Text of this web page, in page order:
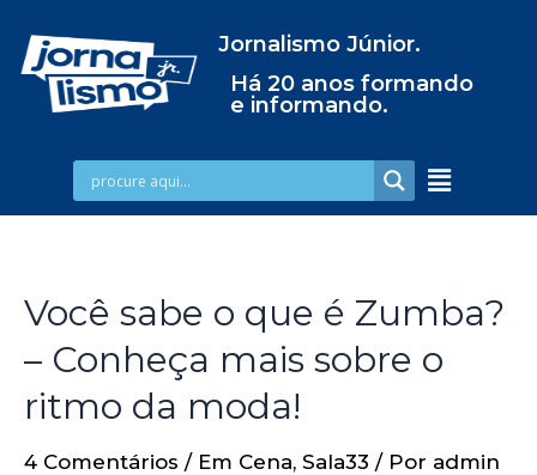
Jornalismo Júnior.
Há 20 anos formando
e informando.
Você sabe o que é Zumba?
– Conheça mais sobre o
ritmo da moda!
4 Comentários / Em Cena, Sala33 / Por admin